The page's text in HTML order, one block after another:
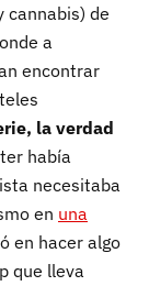
cannabis) de
a
encontrar
la verdad
había
necesitaba
en una
en hacer algo
que lleva